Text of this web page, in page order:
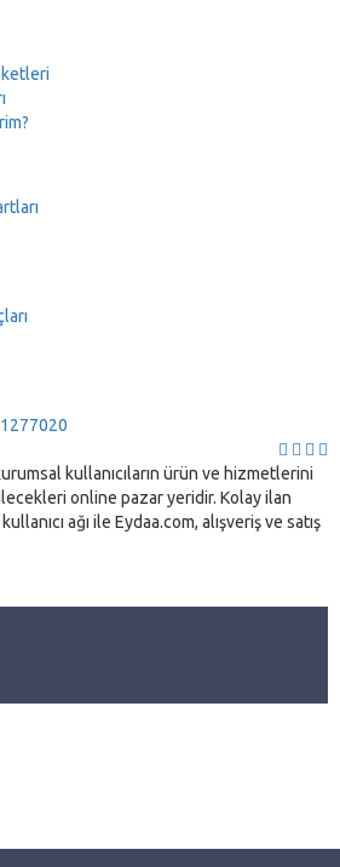
kullanıcıların ürün ve hizmetlerini
online pazar yeridir. Kolay ilan
ağı ile Eydaa.com, alışveriş ve satış